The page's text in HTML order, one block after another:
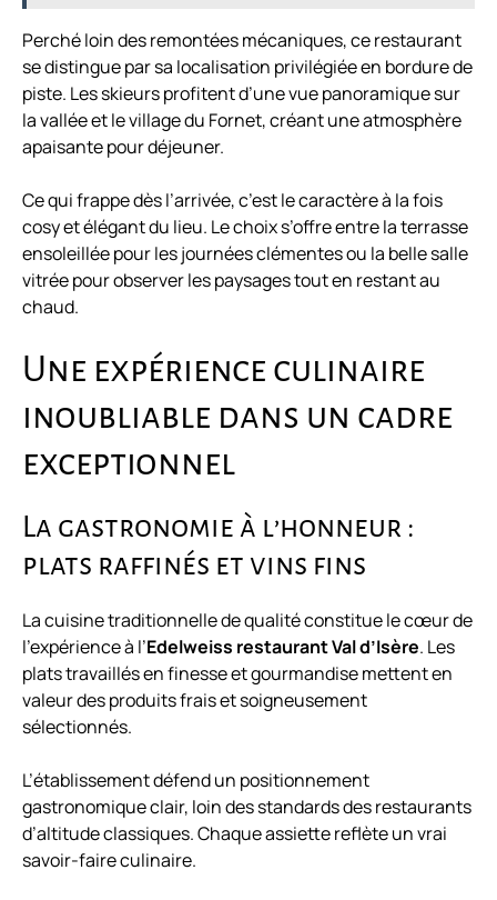
Perché loin des remontées mécaniques, ce restaurant
se distingue par sa localisation privilégiée en bordure de
piste. Les skieurs profitent d’une vue panoramique sur
la vallée et le village du Fornet, créant une atmosphère
apaisante pour déjeuner.
Ce qui frappe dès l’arrivée, c’est le caractère à la fois
cosy et élégant du lieu. Le choix s’offre entre la terrasse
ensoleillée pour les journées clémentes ou la belle salle
vitrée pour observer les paysages tout en restant au
chaud.
Une expérience culinaire
inoubliable dans un cadre
exceptionnel
La gastronomie à l’honneur :
plats raffinés et vins fins
La cuisine traditionnelle de qualité constitue le cœur de
l’expérience à l’Edelweiss restaurant Val d’Isère. Les
plats travaillés en finesse et gourmandise mettent en
valeur des produits frais et soigneusement
sélectionnés.
L’établissement défend un positionnement
gastronomique clair, loin des standards des restaurants
d’altitude classiques. Chaque assiette reflète un vrai
savoir-faire culinaire.